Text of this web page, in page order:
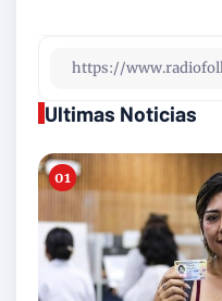
Ultimas Noticias